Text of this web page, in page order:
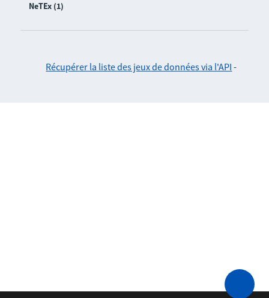
NeTEx (1)
Récupérer la liste des jeux de données via l'API -